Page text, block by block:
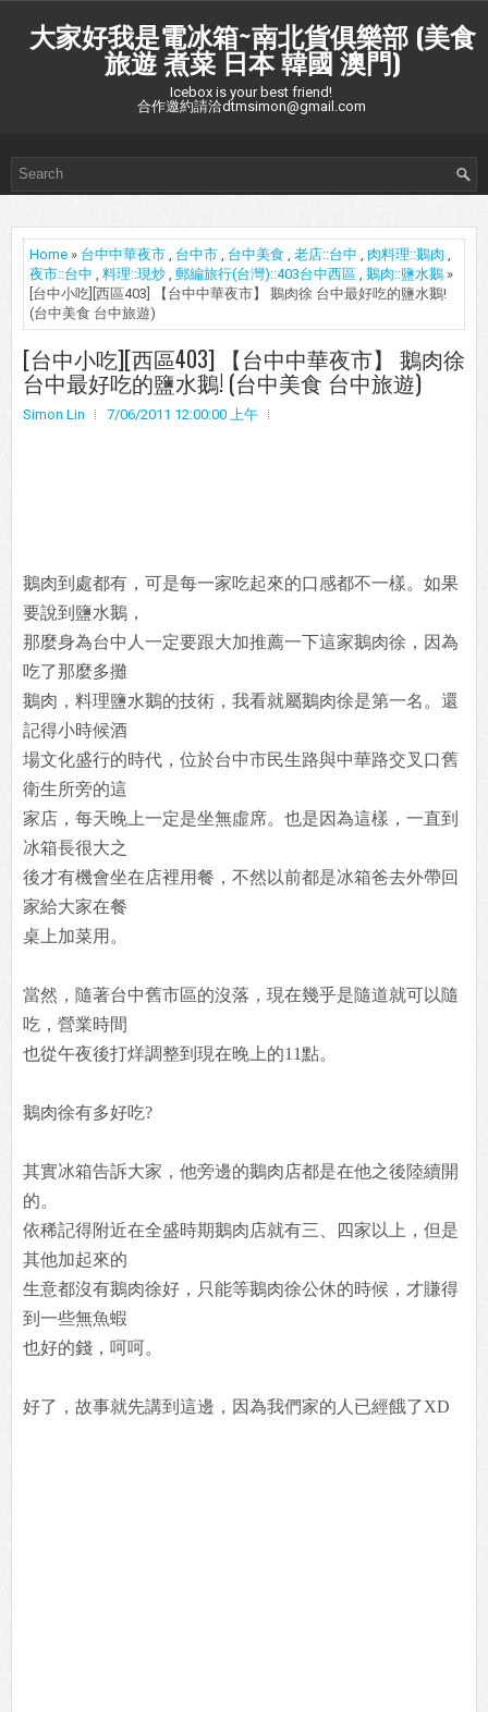
大家好我是電冰箱~南北貨俱樂部 (美食
旅遊 煮菜 日本 韓國 澳門)
Icebox is your best friend!
合作邀約請洽dtmsimon@gmail.com
Home » 台中中華夜市 , 台中市 , 台中美食 , 老店::台中 , 肉料理::鵝肉 ,
夜市::台中 , 料理::現炒 , 郵編旅行(台灣)::403台中西區 , 鵝肉::鹽水鵝 »
[台中小吃][西區403] 【台中中華夜市】 鵝肉徐 台中最好吃的鹽水鵝!
(台中美食 台中旅遊)
[台中小吃][西區403] 【台中中華夜市】 鵝肉徐
台中最好吃的鹽水鵝! (台中美食 台中旅遊)
Simon Lin 7/06/2011 12:00:00 上午
鵝肉到處都有，可是每一家吃起來的口感都不一樣。如果
要說到鹽水鵝，
那麼身為台中人一定要跟大加推薦一下這家鵝肉徐，因為
吃了那麼多攤
鵝肉，料理鹽水鵝的技術，我看就屬鵝肉徐是第一名。還
記得小時候酒
場文化盛行的時代，位於台中市民生路與中華路交叉口舊
衛生所旁的這
家店，每天晚上一定是坐無虛席。也是因為這樣，一直到
冰箱長很大之
後才有機會坐在店裡用餐，不然以前都是冰箱爸去外帶回
家給大家在餐
桌上加菜用。
當然，隨著台中舊市區的沒落，現在幾乎是隨道就可以隨
吃，營業時間
也從午夜後打烊調整到現在晚上的11點。
鵝肉徐有多好吃?
其實冰箱告訴大家，他旁邊的鵝肉店都是在他之後陸續開
的。
依稀記得附近在全盛時期鵝肉店就有三、四家以上，但是
其他加起來的
生意都沒有鵝肉徐好，只能等鵝肉徐公休的時候，才賺得
到一些無魚蝦
也好的錢，呵呵。
好了，故事就先講到這邊，因為我們家的人已經餓了XD